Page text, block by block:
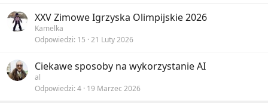
XXV Zimowe Igrzyska Olimpijskie 2026
Kamelka
Odpowiedzi 15 21 Luty 2026
Ciekawe sposoby na wykorzystanie AI
al
Odpowiedzi 4 19 Marzec 2026